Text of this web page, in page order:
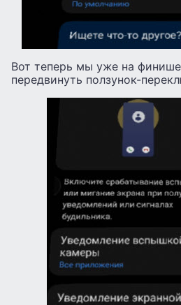
Вот теперь мы уже на
передвинуть ползунок-